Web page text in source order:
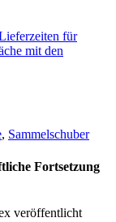
für
mit den
, Sammelschuber
Fortsetzung
veröffentlicht